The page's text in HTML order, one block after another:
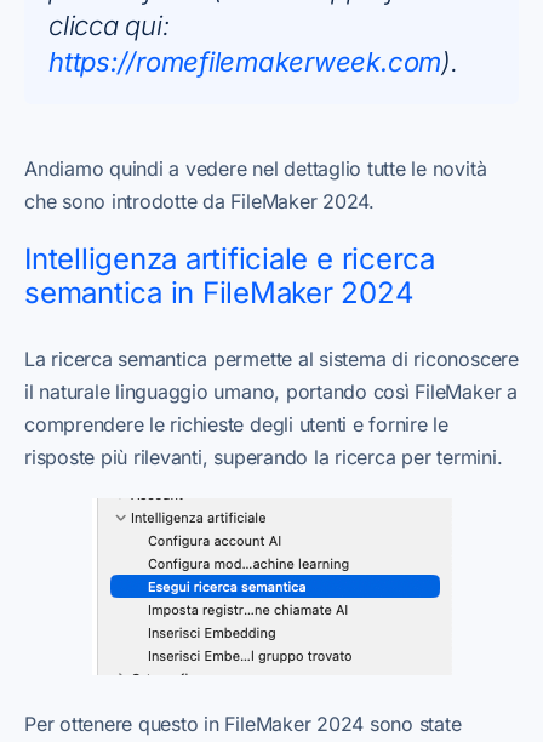
clicca qui:
https://romefilemakerweek.com).
Andiamo quindi a vedere nel dettaglio tutte le novità
che sono introdotte da FileMaker 2024.
Intelligenza artificiale e ricerca
semantica in FileMaker 2024
La ricerca semantica permette al sistema di riconoscere
il naturale linguaggio umano, portando così FileMaker a
comprendere le richieste degli utenti e fornire le
risposte più rilevanti, superando la ricerca per termini.
Per ottenere questo in FileMaker 2024 sono state